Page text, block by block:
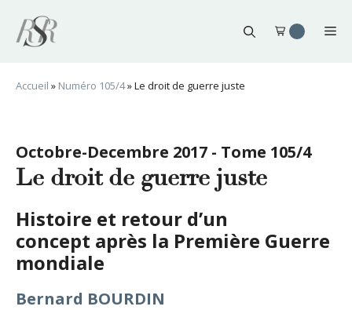
contenu
Accueil » Numéro 105/4»Le droit de guerre juste
Octobre-Decembre 2017 - Tome 105/4
Le droit de guerre juste
Histoire et retour d’un
concept après la Première Guerre
mondiale
Bernard BOURDIN